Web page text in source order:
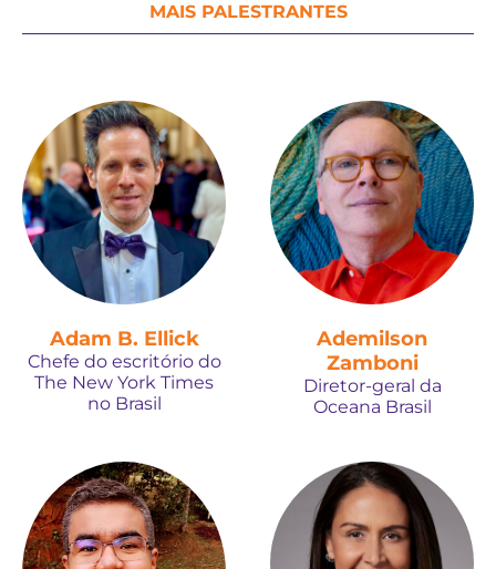
MAIS PALESTRANTES
Adam B. Ellick
Chefe do escritório do
The New York Times
no Brasil
Ademilson
Zamboni
Diretor-geral da
Oceana Brasil